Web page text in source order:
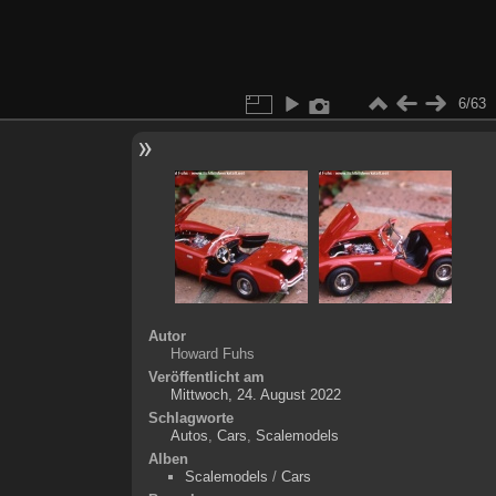
6/63
Autor
Howard Fuhs
Veröffentlicht am
Mittwoch, 24. August 2022
Schlagworte
Autos Cars Scalemodels
Alben
Scalemodels / Cars